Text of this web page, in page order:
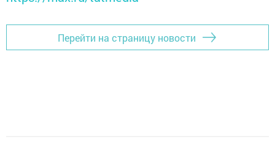
Перейти на страницу новости